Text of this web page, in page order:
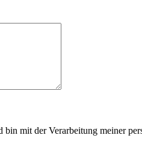
bin mit der Verarbeitung meiner